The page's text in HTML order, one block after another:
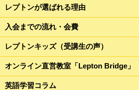
レプトンが選ばれる理由
入会までの流れ・会費
レプトンキッズ（受講生の声）
オンライン直営教室「Lepton Bridge」
英語学習コラム